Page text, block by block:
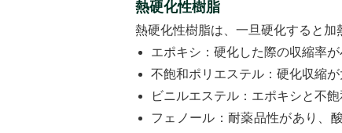
熱硬化性樹脂
熱硬化性樹脂は、一旦硬化すると加
エポキシ：硬化した際の収縮率
不飽和ポリエステル：硬化収縮
ビニルエステル：エポキシと不
フェノール：耐薬品性があり、